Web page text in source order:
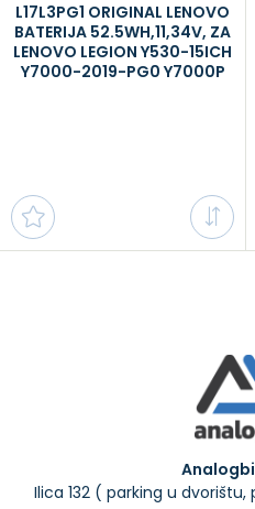
L17L3PG1 ORIGINAL LENOVO
BATERIJA 52.5WH,11,34V, ZA
LENOVO LEGION Y530-15ICH
Y7000-2019-PG0 Y7000P
Ilica 132 ( parking u